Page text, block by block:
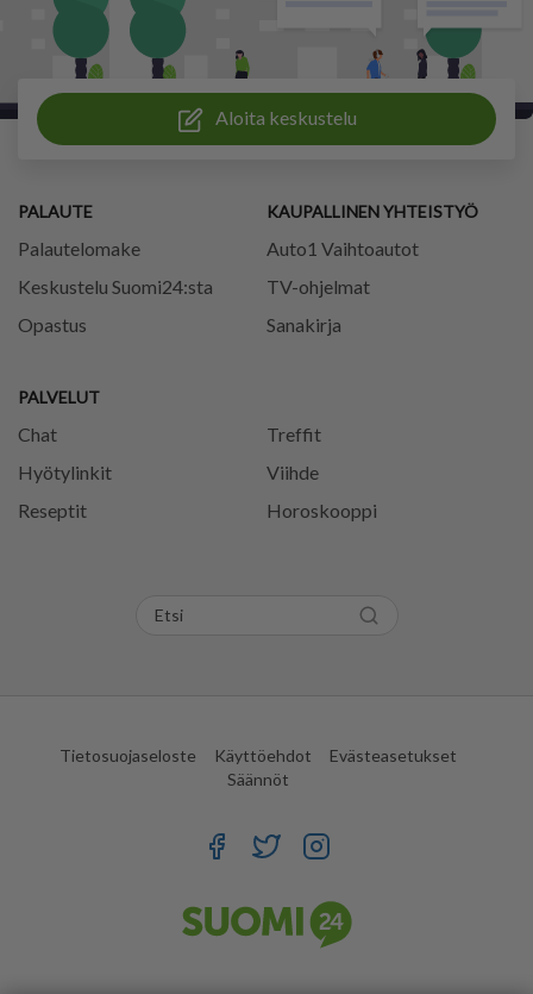
Aloita keskustelu
PALAUTE
Palautelomake
Keskustelu Suomi24:sta
Opastus
PALVELUT
Chat
Treffit
Hyötylinkit
Viihde
Reseptit
Horoskooppi
KAUPALLINEN YHTEISTYÖ
Auto1 Vaihtoautot
TV-ohjelmat
Sanakirja
Tietosuojaseloste Käyttöehdot
Evästeasetukset
Säännöt